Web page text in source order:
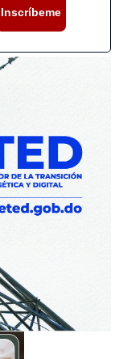
Inscríbeme